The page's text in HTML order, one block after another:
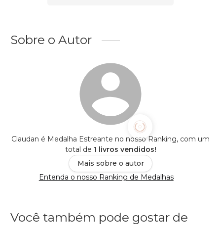
Sobre o Autor
Claudan é Medalha Estreante no nosso Ranking, com um
total de 1 livros vendidos!
Mais sobre o autor
Entenda o nosso Ranking de Medalhas
Você também pode gostar de